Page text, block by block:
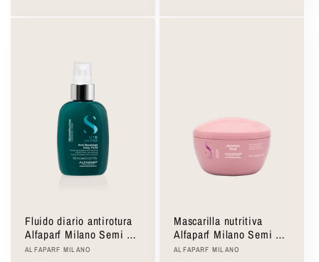
Fluido diario antirotura
Alfaparf Milano Semi Di
Lino Anti-Breakage Daily
Proveedor:
ALFAPARF MILANO
Mascarilla nutritiva
Alfaparf Milano Semi Di
Lino Nutritive Mask
Proveedor:
ALFAPARF MILANO